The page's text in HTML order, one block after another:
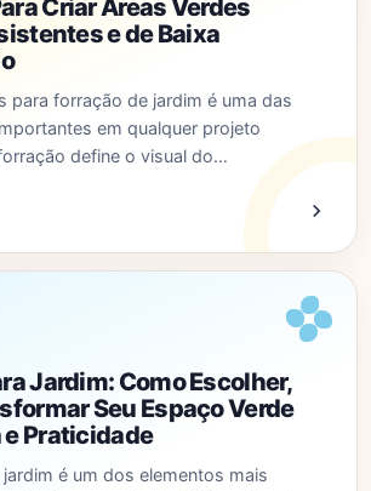
Criar Áreas Verdes
e de Baixa
para forração de jardim é uma das
em qualquer projeto
define o visual do…
Jardim: Como Escolher,
Seu Espaço Verde
e Praticidade
é um dos elementos mais